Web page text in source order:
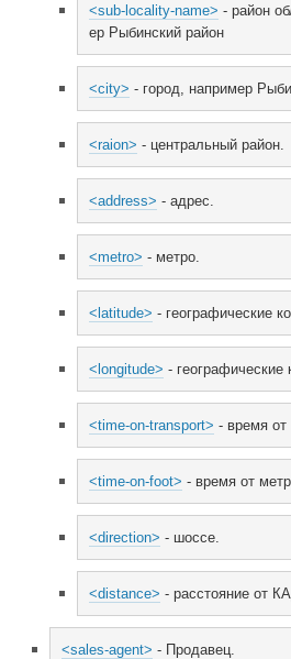
<sub-locality-name> - район
ер Рыбинский район
<city> - город, например
<raion> - центральный район.
<address> - адрес.
<metro> - метро.
<latitude> - географические
<longitude> - географические
<time-on-transport> - время от
<time-on-foot> - время от
<direction> - шоссе.
<distance> - расстояние от
<sales-agent> - Продавец.